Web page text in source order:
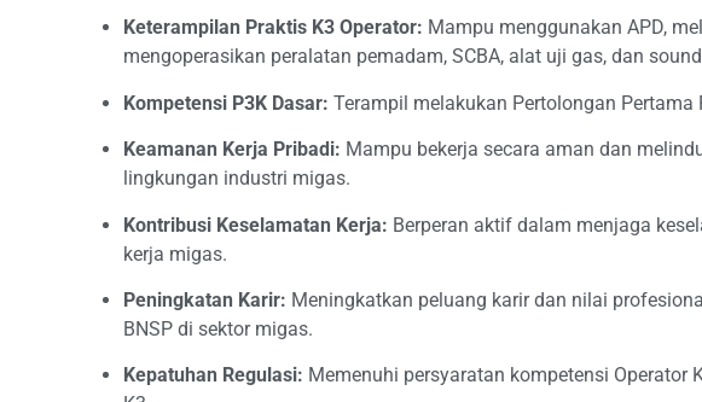
Keterampilan Praktis K3 Operator: Mampu menggunakan APD,
mengoperasikan peralatan pemadam, SCBA, alat uji gas, dan
Kompetensi P3K Dasar: Terampil melakukan Pertolongan
Keamanan Kerja Pribadi: Mampu bekerja secara aman dan
lingkungan industri migas.
Kontribusi Keselamatan Kerja: Berperan aktif dalam menjaga
kerja migas.
Peningkatan Karir: Meningkatkan peluang karir dan nilai
BNSP di sektor migas.
Kepatuhan Regulasi: Memenuhi persyaratan kompetensi Operator